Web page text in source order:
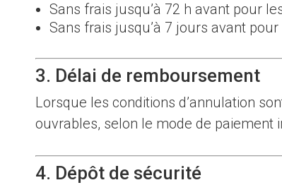
Sans frais jusqu’à 72 h avant pour
Sans frais jusqu’à 7 jours avant pour
3. Délai de remboursement
Lorsque les conditions d’annulation
ouvrables, selon le mode de paiement
4. Dépôt de sécurité